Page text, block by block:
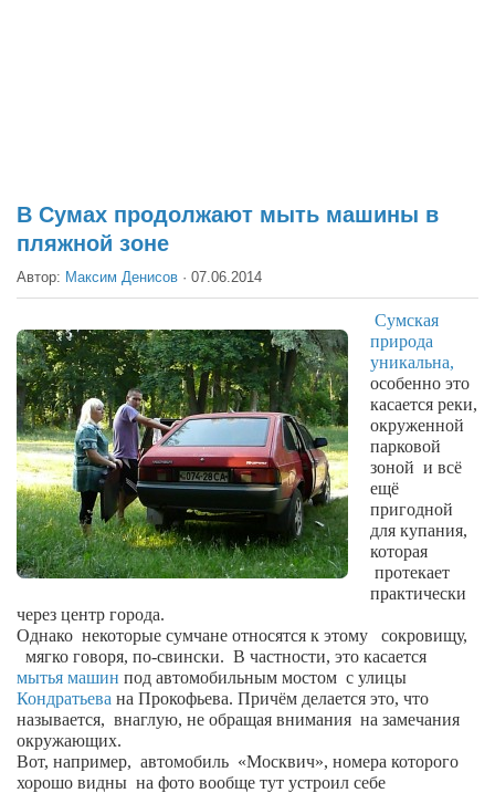
Выборы
Деньги
Опросы
Экология
Здоровье
Здоровый образ жизни
Сам себе доктор
Активный отдых
Курьезы
Досье
Арт-менеджеры
Лариса Ильченко
Орест Коваль
Тамара Кубракова
В Сумах продолжают мыть машины в
пляжной зоне
Автор: Максим Денисов · 07.06.2014
Сумская
природа
уникальна,
особенно это
касается реки,
окруженной
парковой
зоной и всё
ещё
пригодной
для купания,
которая
протекает
практически
через центр города.
Однако некоторые сумчане относятся к этому
сокровищу,
мягко говоря, по-свински. В частности, это касается
мытья машин под автомобильным мостом с улицы
Кондратьева на Прокофьева. Причём делается это, что
называется, внаглую, не обращая внимания на замечания
окружающих.
Вот, например, автомобиль «Москвич», номера которого
хорошо видны на фото вообще тут устроил себе